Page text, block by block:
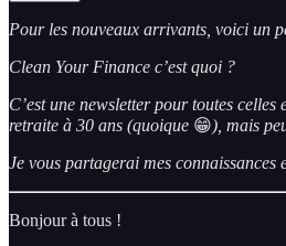
Pour les nouveaux arrivants, voici un
Clean Your Finance c’est quoi ?
C’est une newsletter pour toutes
retraite à 30 ans (quoique 😁), mais
Je vous partagerai mes connaissances
Bonjour à tous !